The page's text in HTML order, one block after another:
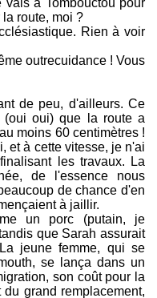
à Tombouctou pour
route, moi ?
Rien à voir
outrecuidance ! Vous
de peu, d'ailleurs. Ce
(oui oui) que la route a
moins 60 centimètres !
et à cette vitesse, je n'ai
les travaux. La
de l'essence nous
de chance d'en
à jaillir.
un porc (putain, je
que Sarah assurait
jeune femme, qui se
se lança dans un
son coût pour la
grand remplacement,